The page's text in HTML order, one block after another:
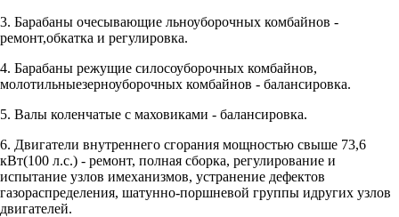
3. Барабаны очесывающие льноуборочных комбайнов -
ремонт,обкатка и регулировка.
4. Барабаны режущие силосоуборочных комбайнов,
молотильныезерноуборочных комбайнов - балансировка.
5. Валы коленчатые с маховиками - балансировка.
6. Двигатели внутреннего сгорания мощностью свыше 73,6
кВт(100 л.с.) - ремонт, полная сборка, регулирование и
испытание узлов имеханизмов, устранение дефектов
газораспределения, шатунно-поршневой группы идругих узлов
двигателей.